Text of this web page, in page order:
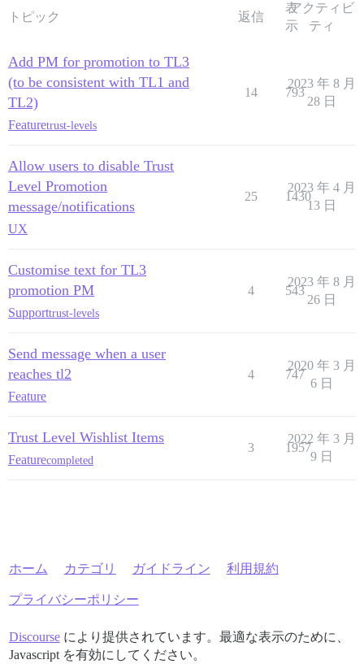
トピック 返信
表
示
アクティビ
ティ
Add PM for promotion to TL3
(to be consistent with TL1 and
TL2)
Featuretrust-levels
14 793
2023 年 8 月
28 日
Allow users to disable Trust
Level Promotion
message/notifications
UX
25 1430
2023 年 4 月
13 日
Customise text for TL3
promotion PM
Supporttrust-levels
4 543
2023 年 8 月
26 日
Send message when a user
reaches tl2
Feature
4 747
2020 年 3 月
6 日
Trust Level Wishlist Items
Featurecompleted
3 1957
2022 年 3 月
9 日
ホーム カテゴリ ガイドライン 利用規約
プライバシーポリシー
Discourseにより提供されています。最適な表示のために、
Javascript を有効にしてください。